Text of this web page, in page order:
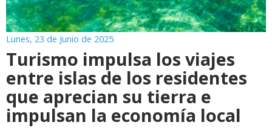
Lunes, 23 de Junio de 2025
Turismo impulsa los viajes
entre islas de los residentes
que aprecian su tierra e
impulsan la economía local